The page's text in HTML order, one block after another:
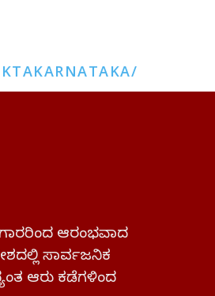
ಆರಂಭವಾದ
ಸಾರ್ವಜನಿಕ
ಆರು ಕಡೆಗಳಿಂದ